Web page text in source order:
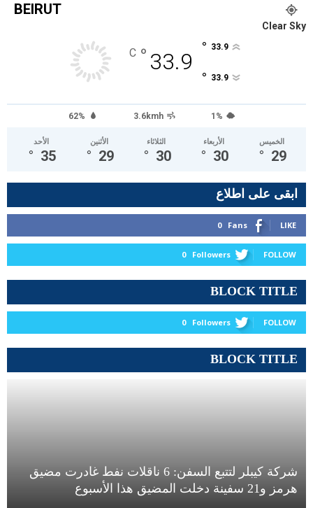
BEIRUT
Clear Sky
33.9
°
C 33.9
°
33.9
°
62% 3.6kmh 1%
الأحد
35
°
الأثنين
29
°
الثلاثاء
30
°
الأربعاء
30
°
الخميس
29
°
ابقى على اطلاع
0 Fans LIKE
0 Followers FOLLOW
BLOCK TITLE
0 Followers FOLLOW
BLOCK TITLE
شركة كيبلر لتتبع السفن: 6 ناقلات نفط غادرت مضيق
هرمز و21 سفينة دخلت المضيق هذا الأسبوع